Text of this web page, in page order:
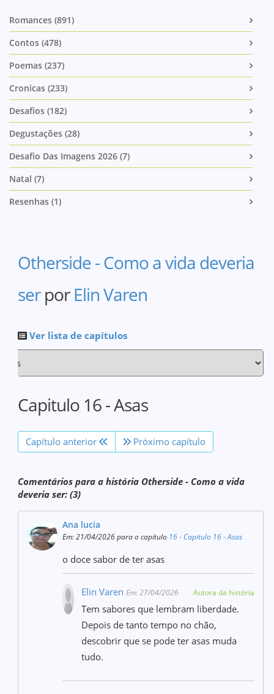
Romances (891)
Contos (478)
Poemas (237)
Cronicas (233)
Desafios (182)
Degustações (28)
Desafio Das Imagens 2026 (7)
Natal (7)
Resenhas (1)
Otherside - Como a vida deveria
serporElin Varen
Ver lista de capítulos
Capitulo 16 - Asas
Capítulo anterior Próximo capítulo
Comentários para a história Otherside - Como a vida
deveria ser: (3)
Ana lucia
Em: 21/04/2026 para o capítulo 16 - Capitulo 16 - Asas
o doce sabor de ter asas
Elin Varen Em: 27/04/2026 Autora da história
Tem sabores que lembram liberdade.
Depois de tanto tempo no chão,
descobrir que se pode ter asas muda
tudo.